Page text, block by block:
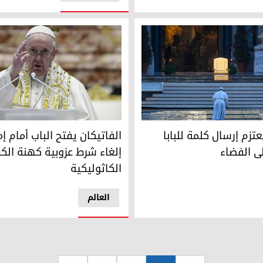
إرسال كلمة للبابا فرنسيس إلى الفضاء
إرسال كلمة للبابا
الفضاء
الفاتيكان يفتح الباب أمام
العالم
الفاتيكان يفتح الباب أمام
إلغاء شرط عزوبية كهنة
الكاثوليكية